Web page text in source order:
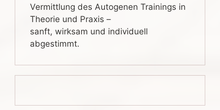
Vermittlung des Autogenen Trainings in
Theorie und Praxis –
sanft, wirksam und individuell
abgestimmt.